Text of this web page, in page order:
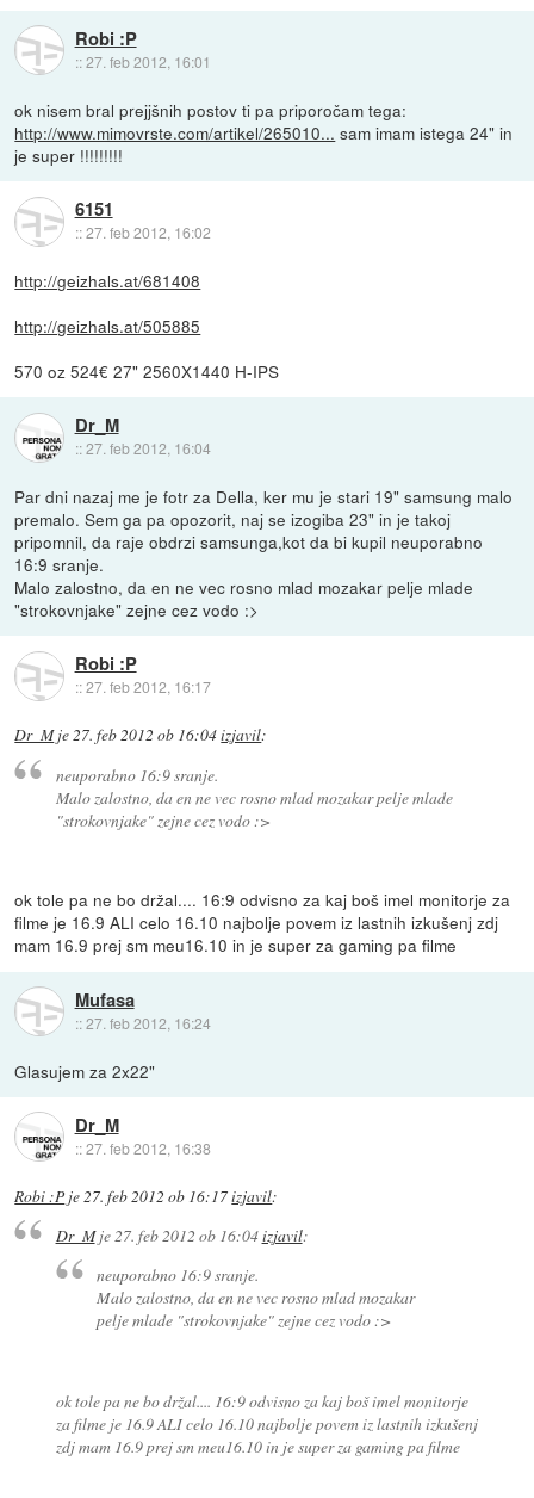
Robi :P
::27. feb 2012, 16:01
ok nisem bral prejjšnih postov ti pa priporočam tega:
http://www.mimovrste.com/artikel/265010... sam imam istega 24" in
je super !!!!!!!!!
6151
::27. feb 2012, 16:02
http://geizhals.at/681408
http://geizhals.at/505885
570 oz 524€ 27" 2560X1440 H-IPS
Dr_M
::27. feb 2012, 16:04
Par dni nazaj me je fotr za Della, ker mu je stari 19" samsung malo
premalo. Sem ga pa opozorit, naj se izogiba 23" in je takoj
pripomnil, da raje obdrzi samsunga,kot da bi kupil neuporabno
16:9 sranje.
Malo zalostno, da en ne vec rosno mlad mozakar pelje mlade
"strokovnjake" zejne cez vodo :>
Robi :P
::27. feb 2012, 16:17
Dr_Mje27. feb 2012 ob 16:04izjavil:
neuporabno 16:9 sranje.
Malo zalostno, da en ne vec rosno mlad mozakar pelje mlade
"strokovnjake" zejne cez vodo :>
ok tole pa ne bo držal.... 16:9 odvisno za kaj boš imel monitorje za
filme je 16.9 ALI celo 16.10 najbolje povem iz lastnih izkušenj zdj
mam 16.9 prej sm meu16.10 in je super za gaming pa filme
Mufasa
::27. feb 2012, 16:24
Glasujem za 2x22"
Dr_M
::27. feb 2012, 16:38
Robi :P je 27. feb 2012 ob 16:17izjavil:
Dr_Mje27. feb 2012 ob 16:04izjavil:
neuporabno 16:9 sranje.
Malo zalostno, da en ne vec rosno mlad mozakar
pelje mlade "strokovnjake" zejne cez vodo :>
ok tole pa ne bo držal.... 16:9 odvisno za kaj boš imel monitorje
za filme je 16.9 ALI celo 16.10 najbolje povem iz lastnih izkušenj
zdj mam 16.9 prej sm meu16.10 in je super za gaming pa filme